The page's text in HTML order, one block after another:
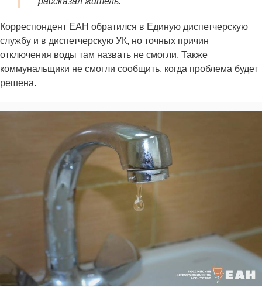
Корреспондент ЕАН обратился в Единую диспетчерскую
службу и в диспетчерскую УК, но точных причин
отключения воды там назвать не смогли. Также
коммунальщики не смогли сообщить, когда проблема будет
решена.